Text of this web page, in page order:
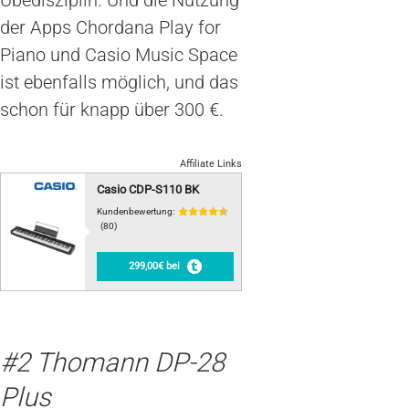
der Apps Chordana Play for
Piano und Casio Music Space
ist ebenfalls möglich, und das
schon für knapp über 300 €.
Affiliate Links
Casio CDP-S110 BK
Kundenbewertung:
(80)
299,00€ bei
#2 Thomann DP-28
Plus